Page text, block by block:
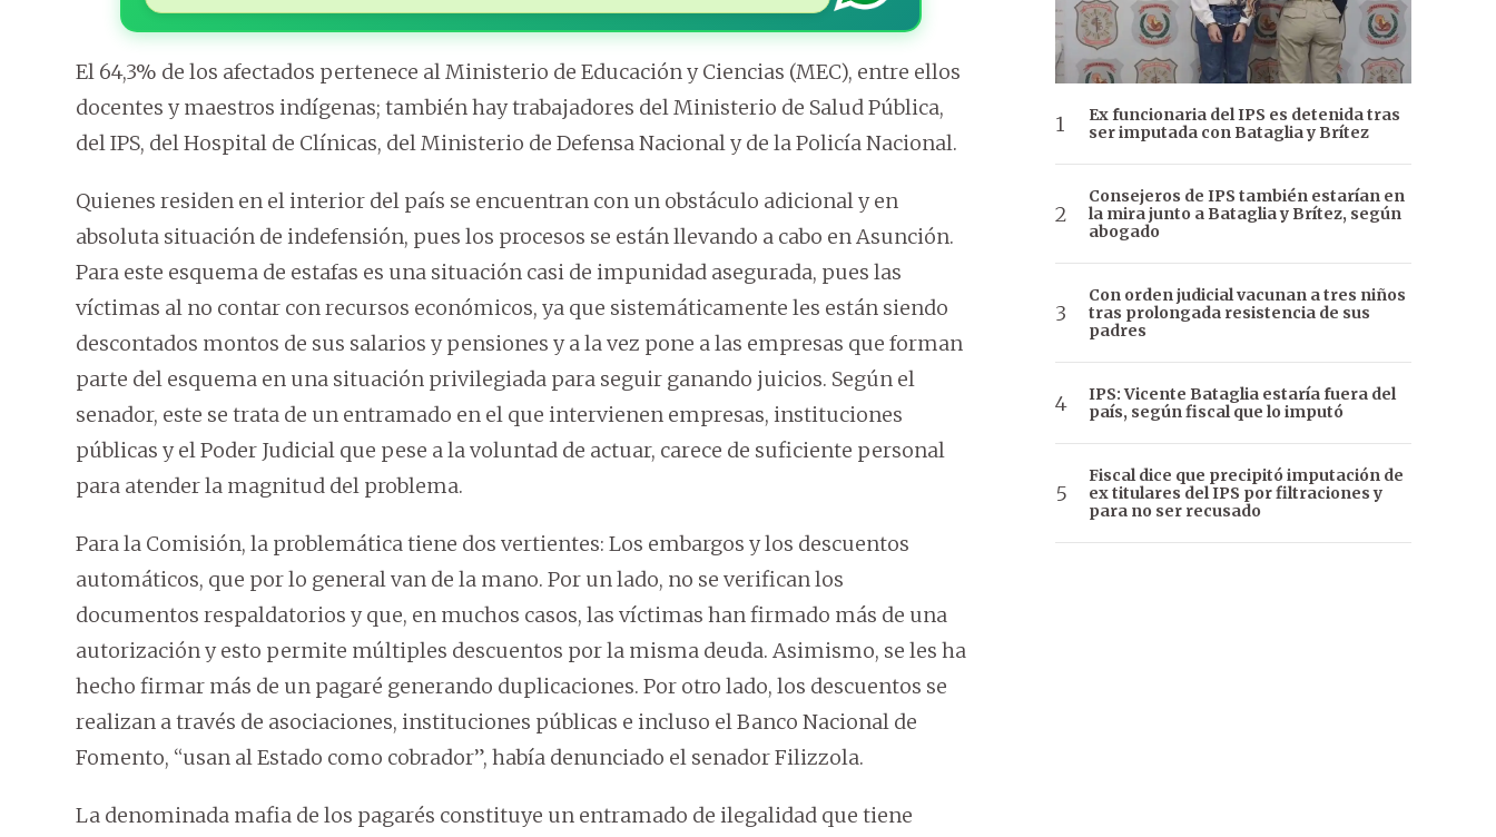
El 64,3% de los afectados pertenece al Ministerio de Educación y Ciencias (MEC), entre ellos
docentes y maestros indígenas; también hay trabajadores del Ministerio de Salud Pública,
del IPS, del Hospital de Clínicas, del Ministerio de Defensa Nacional y de la Policía Nacional.
Quienes residen en el interior del país se encuentran con un obstáculo adicional y en
absoluta situación de indefensión, pues los procesos se están llevando a cabo en Asunción.
Para este esquema de estafas es una situación casi de impunidad asegurada, pues las
víctimas al no contar con recursos económicos, ya que sistemáticamente les están siendo
descontados montos de sus salarios y pensiones y a la vez pone a las empresas que forman
parte del esquema en una situación privilegiada para seguir ganando juicios. Según el
senador, este se trata de un entramado en el que intervienen empresas, instituciones
públicas y el Poder Judicial que pese a la voluntad de actuar, carece de suficiente personal
para atender la magnitud del problema.
Para la Comisión, la problemática tiene dos vertientes: Los embargos y los descuentos
automáticos, que por lo general van de la mano. Por un lado, no se verifican los
documentos respaldatorios y que, en muchos casos, las víctimas han firmado más de una
autorización y esto permite múltiples descuentos por la misma deuda. Asimismo, se les ha
hecho firmar más de un pagaré generando duplicaciones. Por otro lado, los descuentos se
realizan a través de asociaciones, instituciones públicas e incluso el Banco Nacional de
Fomento, “usan al Estado como cobrador”, había denunciado el senador Filizzola.
La denominada mafia de los pagarés constituye un entramado de ilegalidad que tiene
Ex funcionaria del IPS es detenida tras
ser imputada con Bataglia y Brítez
Consejeros de IPS también estarían en
la mira junto a Bataglia y Brítez, según
abogado
Con orden judicial vacunan a tres niños
tras prolongada resistencia de sus
padres
IPS: Vicente Bataglia estaría fuera del
país, según fiscal que lo imputó
Fiscal dice que precipitó imputación de
ex titulares del IPS por filtraciones y
para no ser recusado